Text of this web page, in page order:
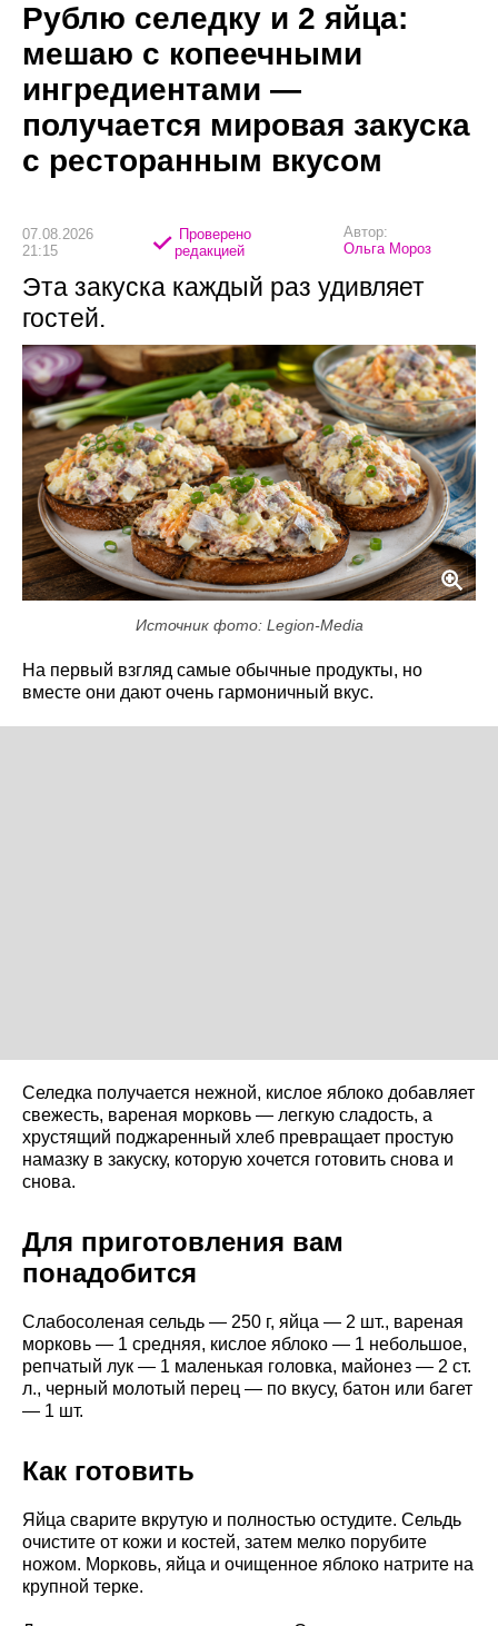
Рублю селедку и 2 яйца:
мешаю с копеечными
ингредиентами —
получается мировая закуска
с ресторанным вкусом
07.08.2026
21:15
Проверено
редакцией
Автор:
Ольга Мороз
Эта закуска каждый раз удивляет
гостей.
Источник фото: Legion-Media
На первый взгляд самые обычные продукты, но
вместе они дают очень гармоничный вкус.
Селедка получается нежной, кислое яблоко добавляет
свежесть, вареная морковь — легкую сладость, а
хрустящий поджаренный хлеб превращает простую
намазку в закуску, которую хочется готовить снова и
снова.
Для приготовления вам
понадобится
Слабосоленая сельдь — 250 г, яйца — 2 шт., вареная
морковь — 1 средняя, кислое яблоко — 1 небольшое,
репчатый лук — 1 маленькая головка, майонез — 2 ст.
л., черный молотый перец — по вкусу, батон или багет
— 1 шт.
Как готовить
Яйца сварите вкрутую и полностью остудите. Сельдь
очистите от кожи и костей, затем мелко порубите
ножом. Морковь, яйца и очищенное яблоко натрите на
крупной терке.